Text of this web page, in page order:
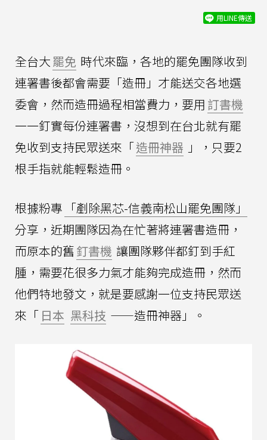
用LINE傳送
全台大罷免 時代來臨，各地的罷免團隊收到
連署書後都會需要「造冊」才能送交各地選
委會，然而造冊過程相當費力，要用 訂書機
一一釘實每份連署書，沒想到在台北就有罷
免收到支持民眾送來「造冊神器 」，只要2
根手指就能輕鬆造冊。
根據粉專 「剷除黑芯-信義南松山罷免團隊」
分享，近期團隊因為在忙著將連署書造冊，
而原本的舊釘書機 讓團隊夥伴都釘到手紅
腫，需要花很多力氣才能夠完成造冊，然而
他們特地發文，就是要感謝一位支持民眾送
來「 日本 黑科技 ——造冊神器」。